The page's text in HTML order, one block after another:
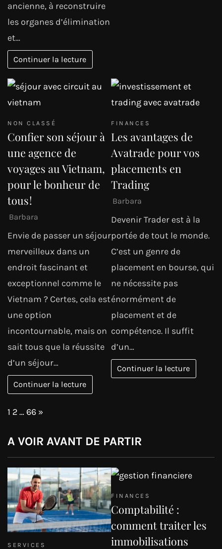
ancienne, à reconstruire
les organes d’élimination
et…
Continuer la lecture
NON CLASSÉ
Confier son séjour à
une agence de
voyages au Vietnam,
pour le bonheur de
tous !
Barbara
Envie de passer un séjour
merveilleux dans un
endroit fascinant et
exceptionnel comme le
Vietnam ? Certes, cela est
une option
incontournable, mais on
sait tous que la réussite
d’un séjour…
Continuer la lecture
FINANCES
Les avantages de
Avatrade pour vos
placements en
Trading
Barbara
Devenir Trader est à la
portée de tout le monde.
C’est un genre de
placement en bourse, qui
ne nécessite pas
énormément de
placement et de
compétence. Il suffit
d’un…
Continuer la lecture
Page:
1 2… 66 Next
»
A VOIR AVANT DE PARTIR
SERVICES
FINANCES
Comptabilité :
comment traiter les
immobilisations